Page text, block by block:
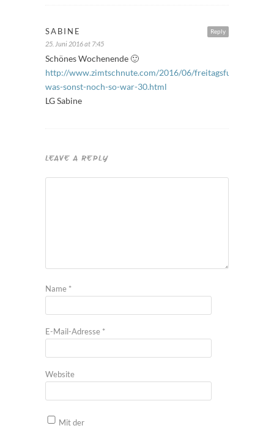
Reply
SABINE
25. Juni 2016 at 7:45
Schönes Wochenende 🙂
http://www.zimtschnute.com/2016/06/freitagsfuller-
was-sonst-noch-so-war-30.html
LG Sabine
LEAVE A REPLY
Name *
E-Mail-Adresse *
Website
Mit der